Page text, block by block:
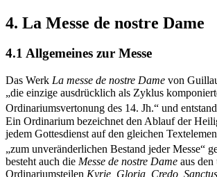
4. La Messe de nostre Dame
4.1 Allgemeines zur Messe
Das Werk La messe de nostre Dame von
„die einzige ausdrücklich als Zyklus
Ordinariumsvertonung des 14. Jh.“ und
Ein Ordinarium bezeichnet den Ablauf der
jedem Gottesdienst auf den gleichen
„zum unveränderlichen Bestand jeder Messe“
besteht auch die Messe de nostre Dame aus
Ordinariumsteilen Kyrie, Gloria, Credo,